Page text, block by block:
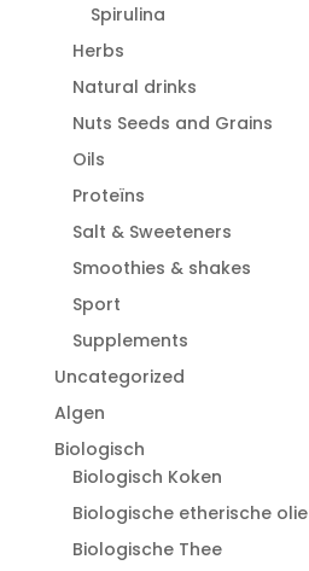
Spirulina
Herbs
Natural drinks
Nuts Seeds and Grains
Oils
Proteïns
Salt & Sweeteners
Smoothies & shakes
Sport
Supplements
Uncategorized
Algen
Biologisch
Biologisch Koken
Biologische etherische olie
Biologische Thee